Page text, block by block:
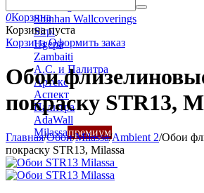
Shinhan Wallcoverings
Sirpi
Ugepa
Zambaiti
А.С. и Палитра
Артекс
Аспект
Палитра
AdaWall
Milassaпремиум
0Корзина
Корзина пуста
Корзина Оформить заказ
Обои
покраску STR13,
Главная/Обои/Milassa/Ambient 2/Обои
покраску STR13, Milassa